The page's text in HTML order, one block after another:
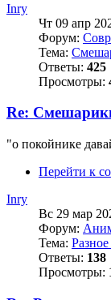
Inry
Чт 09 апр
Форум:
Тема:
Ответы: 425
Просмотры:
Re:
"о покойнике
Перейти к
Inry
Вс 29 мар
Форум:
Тема:
Ответы: 138
Просмотры: